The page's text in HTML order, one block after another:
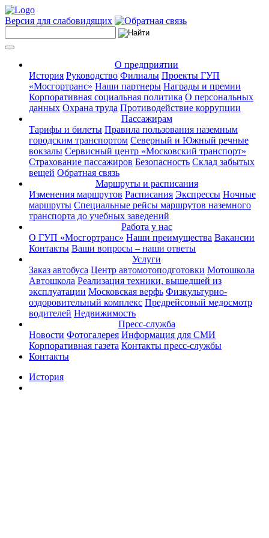
Версия для слабовидящих
О предприятии
История Руководство Филиалы Проекты ГУП
«Мосгортранс» Наши партнеры Награды и премии
Корпоративная социальная политика О персональных
данных Охрана труда Противодействие коррупции
Пассажирам
Тарифы и билеты Правила пользования наземным
городским транспортом Северный и Южный речные
вокзалы Сервисный центр «Московский транспорт»
Страхование пассажиров Безопасность Склад забытых
вещей Обратная связь
Маршруты и расписания
Изменения маршрутов Расписания Экспрессы Ночные
маршруты Специальные рейсы маршрутов наземного
транспорта до учебных заведений
Работа у нас
О ГУП «Мосгортранс» Наши преимущества Вакансии
Контакты Ваши вопросы – наши ответы
Услуги
Заказ автобуса Центр автомотоподготовки Мотошкола
Автошкола Реализация техники, вышедшей из
эксплуатации Московская верфь Физкультурно-
оздоровительный комплекс Предрейсовый медосмотр
водителей Недвижимость
Пресс-служба
Новости Фотогалерея Информация для СМИ
Корпоративная газета Контакты пресс-службы
Контакты
История